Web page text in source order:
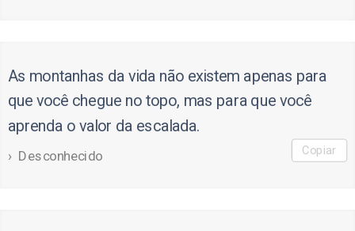
As montanhas da vida não existem apenas para
que você chegue no topo, mas para que você
aprenda o valor da escalada.
Desconhecido Copiar